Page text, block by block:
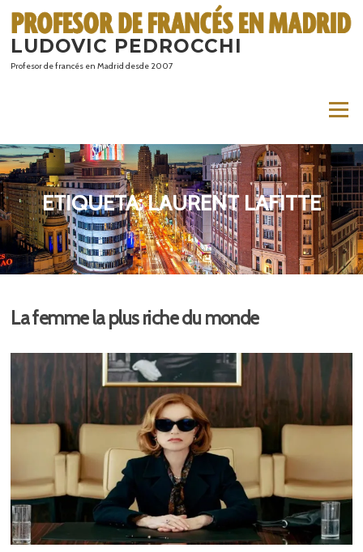
contenido
LUDOVIC PEDROCCHI
Profesor de francés en Madrid desde 2007
Menú
ETIQUETA:LAURENT LAFITTE
La femme la plus riche du monde